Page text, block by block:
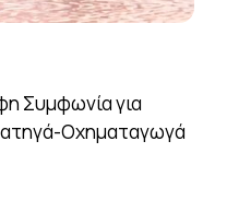
Συμφωνία για
Οχηματαγωγά